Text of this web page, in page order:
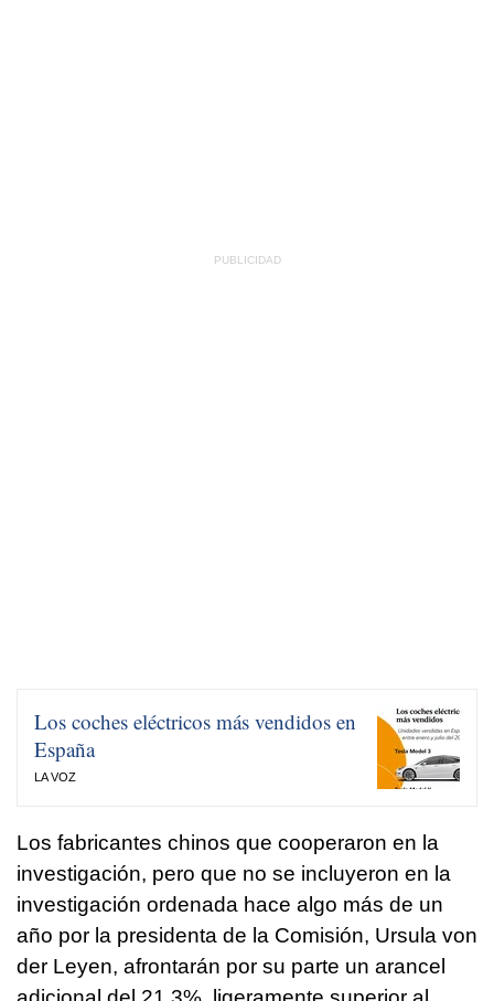
Los coches eléctricos más vendidos en
España
LA VOZ
Los fabricantes chinos que cooperaron en la
investigación, pero que no se incluyeron en la
investigación ordenada hace algo más de un
año por la presidenta de la Comisión, Ursula von
der Leyen, afrontarán por su parte un arancel